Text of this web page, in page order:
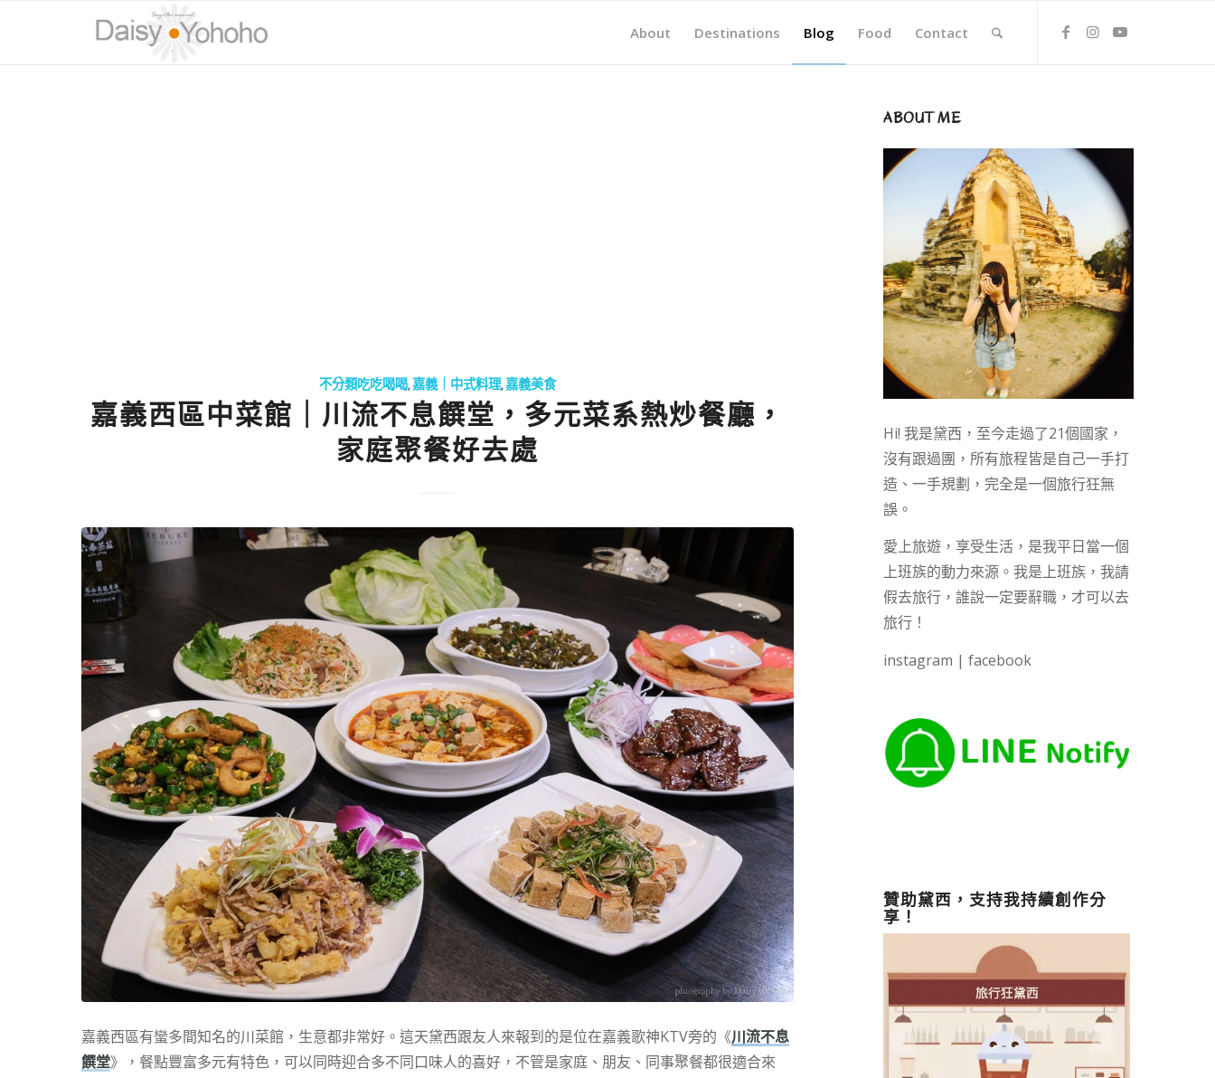
About Destinations Blog Food Contact
不分類吃吃喝喝,嘉義｜中式料理,嘉義美食
嘉義西區中菜館｜川流不息饌堂，多元菜系熱炒餐廳，
家庭聚餐好去處
嘉義西區有蠻多間知名的川菜館，生意都非常好。這天黛西跟友人來報到的是位在嘉義歌神KTV旁的《川流不息
饌堂》，餐點豐富多元有特色，可以同時迎合多不同口味人的喜好，不管是家庭、朋友、同事聚餐都很適合來
ABOUT ME
Hi! 我是黛西，至今走過了21個國家，
沒有跟過團，所有旅程皆是自己一手打
造、一手規劃，完全是一個旅行狂無
誤。
愛上旅遊，享受生活，是我平日當一個
上班族的動力來源。我是上班族，我請
假去旅行，誰說一定要辭職，才可以去
旅行！
instagram | facebook
贊助黛西，支持我持續創作分
享！